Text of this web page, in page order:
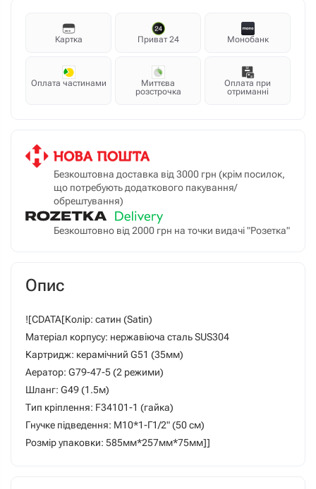
Картка Приват 24 Монобанк
Оплата частинами
Миттєва
розстрочка
Оплата при
отриманні
Безкоштовна доставка від 3000 грн (крім посилок,
що потребують додаткового пакування/
обрештування)
Безкоштовно від 2000 грн на точки видачі "Розетка"
Опис
![CDATA[Колір: сатин (Satin)
Матеріал корпусу: нержавіюча сталь SUS304
Картридж: керамічний G51 (35мм)
Аератор: G79-47-5 (2 режими)
Шланг: G49 (1.5м)
Тип кріплення: F34101-1 (гайка)
Гнучке підведення: М10*1-Г1/2" (50 см)
Розмір упаковки: 585мм*257мм*75мм]]